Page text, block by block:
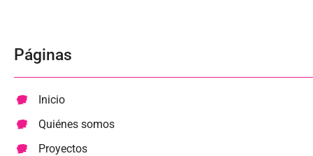
Páginas
Inicio
Quiénes somos
Proyectos